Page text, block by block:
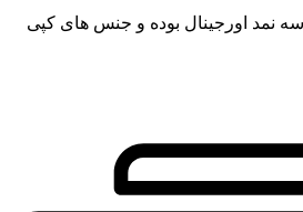
نمد اورجینال بوده و جنس های کپی